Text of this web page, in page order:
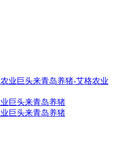
巨头来青岛养猪
巨头来青岛养猪